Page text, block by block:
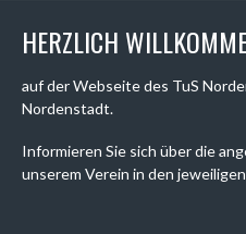
HERZLICH
auf der Webseite des TuS
Nordenstadt.
Informieren Sie sich über die
unserem Verein in den